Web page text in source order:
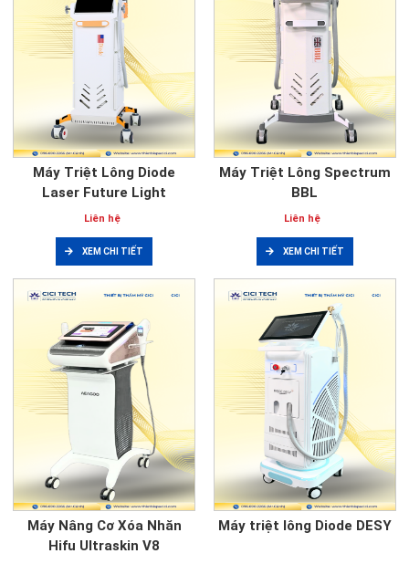
Máy Triệt Lông Diode
Laser Future Light
Liên hệ
XEM CHI TIẾT
Máy Triệt Lông Spectrum
BBL
Liên hệ
XEM CHI TIẾT
Máy Nâng Cơ Xóa Nhăn
Hifu Ultraskin V8
Máy triệt lông Diode DESY